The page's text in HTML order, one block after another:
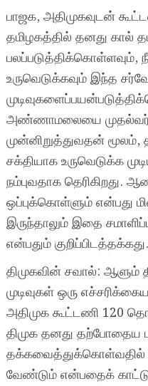
பாஜக, அதிமுகவுடன்
தமிழகத்தில் தனது கால்
பலப்படுத்திக்கொள்ளவும்,
உருவெடுக்கவும் இந்த
அண்ணாமலையை முதல்வர்
முன்னிறுத்துவதன் மூலம்,
சக்தியாக உருவெடுக்க
நம்புவதாக தெரிகிறது.
ஒப்புக்கொள்ளும் என்பது
இருந்தாலும் இதை
என்பதும் குறிப்பிடத்தக்கது.
திமுகவின் சவால்: ஆளும்
முடிவுகள் ஒரு
அதிமுக கூட்டணி 120
திமுக தனது
தக்கவைத்துக்கொள்வதில்
வேண்டும் என்பதைக்